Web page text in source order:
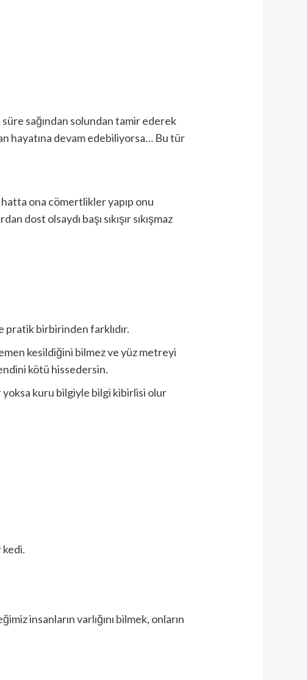
sağından solundan tamir ederek
hayatına devam edebiliyorsa… Bu tür
ona cömertlikler yapıp onu
dost olsaydı başı sıkışır sıkışmaz
pratik birbirinden farklıdır.
kesildiğini bilmez ve yüz metreyi
kötü hissedersin.
yoksa kuru bilgiyle bilgi kibirlisi olur
kedi.
insanların varlığını bilmek, onların